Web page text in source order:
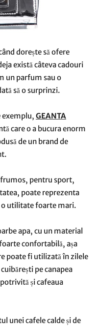
dorește să ofere
există câteva cadouri
un parfum sau o
să o surprinzi.
exemplu, GEANTA
care o a bucura enorm
de un brand de
frumos, pentru sport,
poate reprezenta
o utilitate foarte mari.
apa, cu un material
confortabilă, așa
poate fi utilizată în zilele
pe canapea
și cafeaua
unei cafele calde și de